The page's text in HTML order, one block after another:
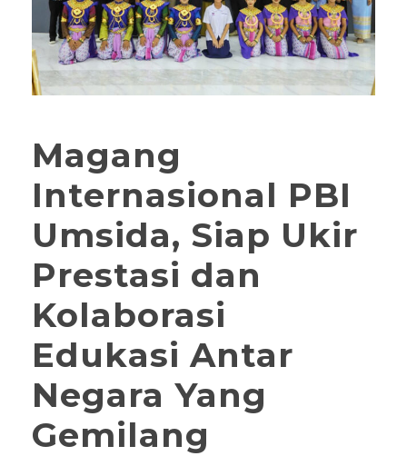
Magang
Internasional PBI
Umsida, Siap Ukir
Prestasi dan
Kolaborasi
Edukasi Antar
Negara Yang
Gemilang